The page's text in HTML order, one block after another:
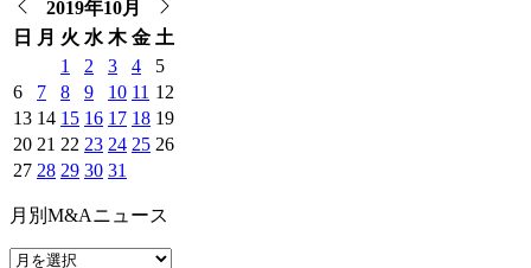
2019年10月
日
月 火 水 木 金 土
1
2 3 4
5
6
7 8 9 10 11 12
13 14 15 16 17 18 19
20 21 22 23 24 25 26
27 28 29 30 31
月別M&Aニュース